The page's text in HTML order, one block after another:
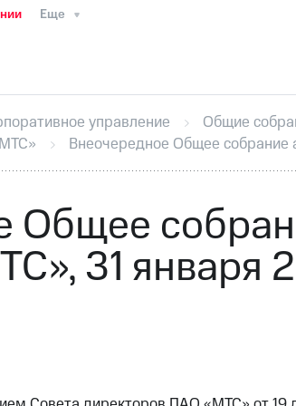
Еще
ИнтервьюФинансовая
секретарьРаскрытие
кабинет акционера
выкупа акцийДивиденды
управление
Общие
Внеочередное Общее
Общее
31 января